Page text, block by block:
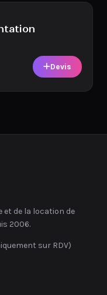
Devis
et de la location de
2006.
sur RDV)